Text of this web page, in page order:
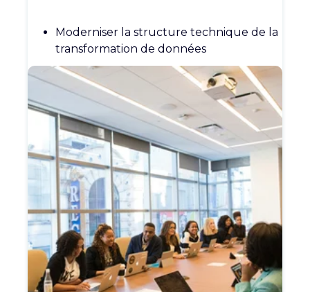
Moderniser la structure technique de la
transformation de données